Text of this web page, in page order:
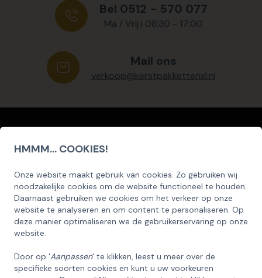
HMMM... COOKIES!
Onze website maakt gebruik van cookies. Zo gebruiken wij
noodzakelijke cookies om de website functioneel te houden.
Daarnaast gebruiken we cookies om het verkeer op onze
website te analyseren en om content te personaliseren. Op
deze manier optimaliseren we de gebruikerservaring op onze
website.
Door op 'Aanpassen' te klikken, leest u meer over de
specifieke soorten cookies en kunt u uw voorkeuren
Bel 0512 - 570 077
Ma / Vrij | 08:30 - 17:00
Mail ons
verkoop@kerstpakkettenxl.nl
Inschrijven
SCHRIJF U IN OP ONZE NIEUWSBRIEF
EN ONTVANG 5% KORTING OP DE
HUISCOLLECTIE KERSTPAKKETTEN
Email
INSCHRIJVEN!